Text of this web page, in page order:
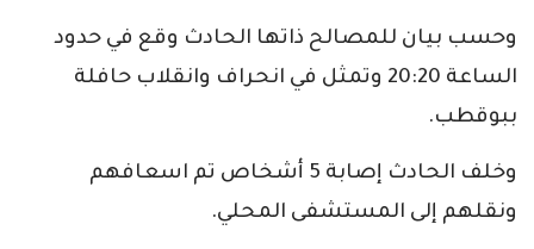
وحسب بيان للمصالح ذاتها الحادث وقع في حدود
الساعة 20:20 وتمثل في انحراف وانقلاب حافلة
ببوقطب.
وخلف الحادث إصابة 5 أشخاص تم اسعافهم
ونقلهم إلى المستشفى المحلي.